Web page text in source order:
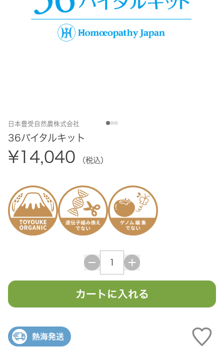
日本豊受自然農株式会社
36バイタルキット
¥14,040 （税込）
カートに入れる
熱海発送